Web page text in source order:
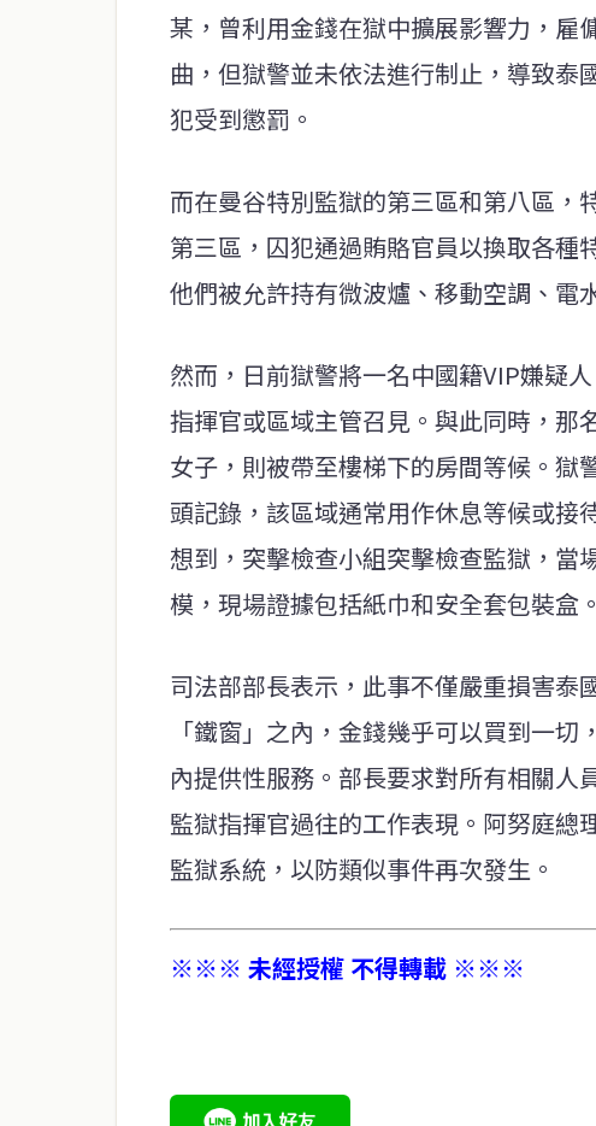
某，曾利用金錢在獄中擴展影響力，雇
曲，但獄警並未依法進行制止，導致泰
犯受到懲罰。
而在曼谷特別監獄的第三區和第八區，
第三區，囚犯通過賄賂官員以換取各種
他們被允許持有微波爐、移動空調、電
然而，日前獄警將一名中國籍VIP嫌疑
指揮官或區域主管召見。與此同時，那
女子，則被帶至樓梯下的房間等候。獄
頭記錄，該區域通常用作休息等候或接
想到，突擊檢查小組突擊檢查監獄，當
模，現場證據包括紙巾和安全套包裝盒。
司法部部長表示，此事不僅嚴重損害泰
「鐵窗」之內，金錢幾乎可以買到一
內提供性服務。部長要求對所有相關人
監獄指揮官過往的工作表現。阿努庭總
監獄系統，以防類似事件再次發生。
※※※ 未經授權 不得轉載 ※※※